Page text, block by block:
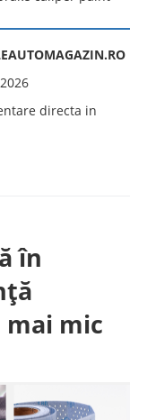
directa in
în
mic